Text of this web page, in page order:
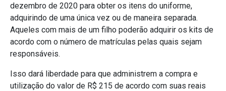
dezembro de 2020 para obter os itens do uniforme,
adquirindo de uma única vez ou de maneira separada.
Aqueles com mais de um filho poderão adquirir os kits de
acordo com o número de matrículas pelas quais sejam
responsáveis.
Isso dará liberdade para que administrem a compra e
utilização do valor de R$ 215 de acordo com suas reais